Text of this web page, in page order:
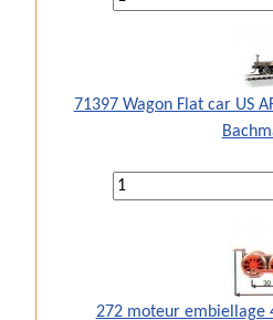
71397 Wagon Flat car US
272 moteur embiellage